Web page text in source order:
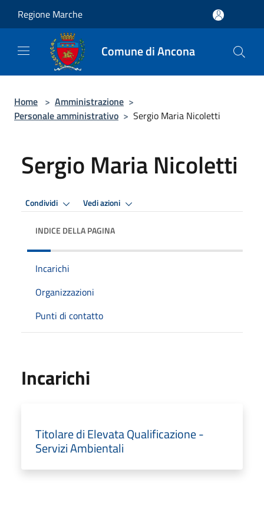
Regione Marche
Comune di Ancona
Home > Amministrazione >
Personale amministrativo > Sergio Maria Nicoletti
Sergio Maria Nicoletti
Condividi Vedi azioni
INDICE DELLA PAGINA
Incarichi
Organizzazioni
Punti di contatto
Incarichi
Titolare di Elevata Qualificazione -
Servizi Ambientali